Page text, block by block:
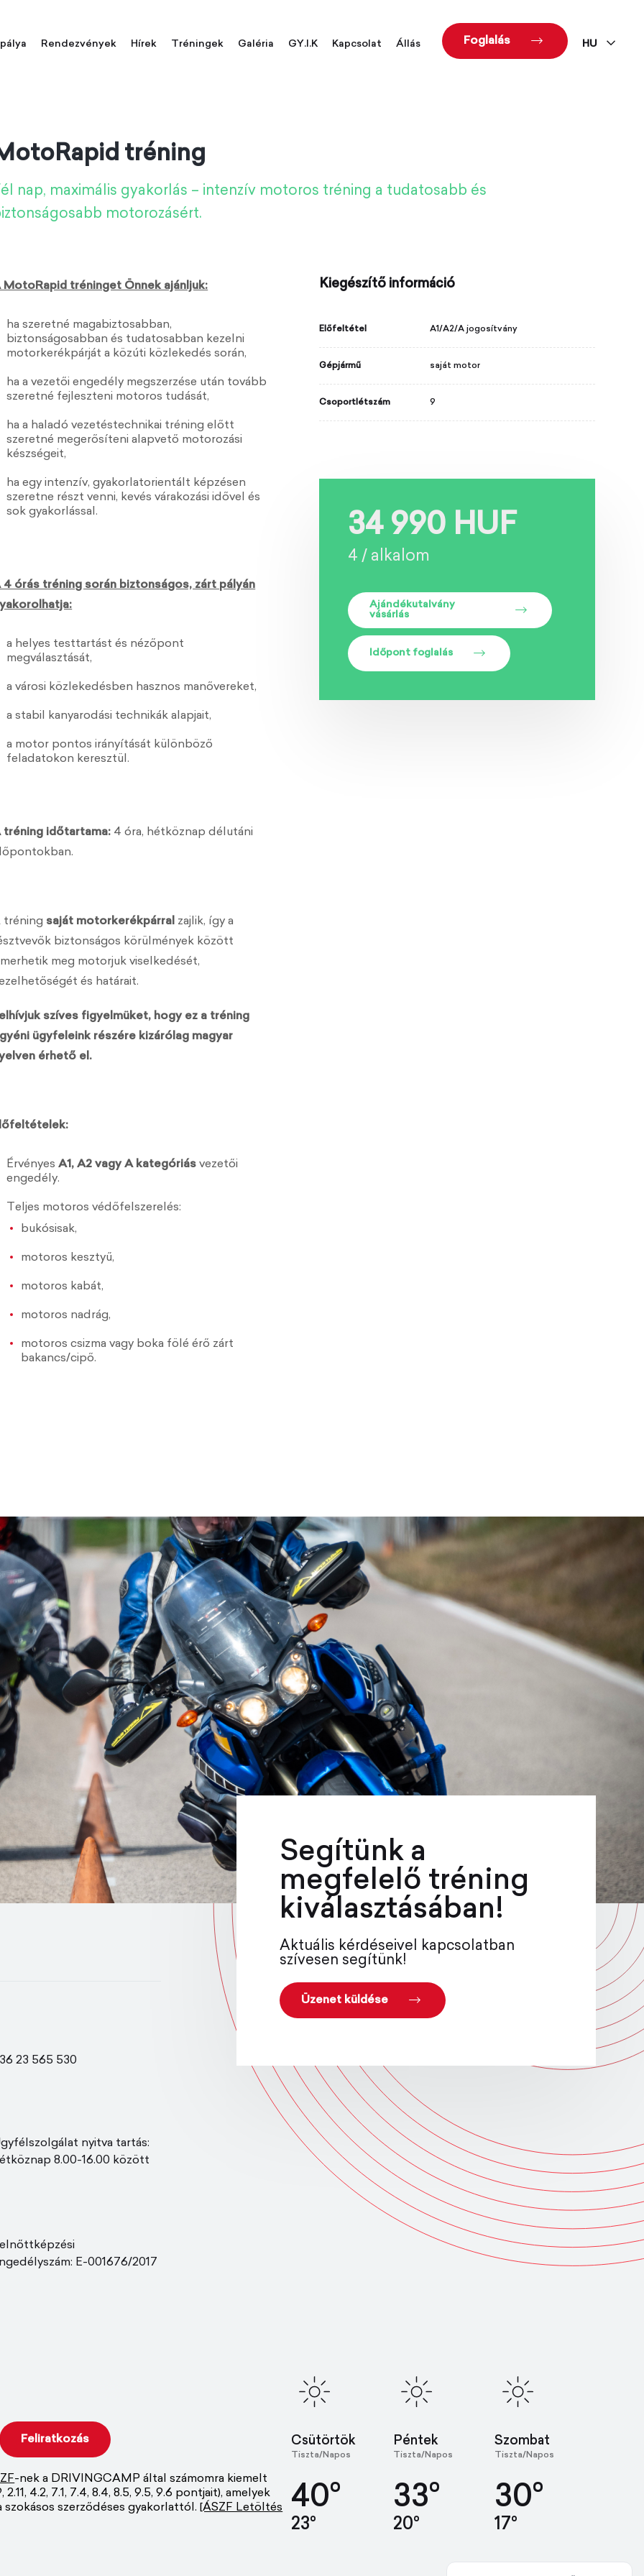
Rendezvények Hírek Tréningek Galéria GY.I.K Kapcsolat Állás Foglalás HU
tréning
nap, maximális gyakorlás – intenzív motoros tréning a tudatosabb és
motorozásért.
MotoRapid tréninget Önnek ajánljuk:
ha szeretné magabiztosabban,
biztonságosabban és tudatosabban kezelni
motorkerékpárját a közúti közlekedés során,
ha a vezetői engedély megszerzése után tovább
szeretné fejleszteni motoros tudását,
ha a haladó vezetéstechnikai tréning előtt
szeretné megerősíteni alapvető motorozási
készségeit,
ha egy intenzív, gyakorlatorientált képzésen
szeretne részt venni, kevés várakozási idővel és
sok gyakorlással.
4 órás tréning során biztonságos, zárt pályán
a helyes testtartást és nézőpont
megválasztását,
a városi közlekedésben hasznos manővereket,
a stabil kanyarodási technikák alapjait,
a motor pontos irányítását különböző
feladatokon keresztül.
tréning időtartama: 4 óra, hétköznap délutáni
tréning saját motorkerékpárral zajlik, így a
biztonságos körülmények között
meg motorjuk viselkedését,
és határait.
szíves figyelmüket, hogy ez a tréning
ügyfeleink részére kizárólag magyar
érhető el.
ÉrvényesA1, A2 vagy A kategóriás vezetői
engedély.
Teljes motoros védőfelszerelés:
bukósisak,
motoros kesztyű,
motoros kabát,
motoros nadrág,
motoros csizma vagy boka fölé érő zárt
bakancs/cipő.
Kiegészítő információ
Előfeltétel A1/A2/A jogosítvány
Gépjármű saját motor
Csoportlétszám 9
34 990 HUF
4 / alkalom
Ajándékutalvány
vásárlás
Időpont foglalás
Segítünk a
megfelelő tréning
kiválasztásában!
Aktuális kérdéseivel kapcsolatban
szívesen segítünk!
Üzenet küldése
23 565 530
nyitva tartás:
8.00-16.00 között
E-001676/2017
Csütörtök
Tiszta/Napos
40°
23°
Péntek
Tiszta/Napos
33°
20°
Szombat
Tiszta/Napos
30°
17°
-nek a DRIVINGCAMP által számomra kiemelt
4.2, 7.1, 7.4, 8.4, 8.5, 9.5, 9.6 pontjait), amelyek
szerződéses gyakorlattól. [ÁSZF Letöltés